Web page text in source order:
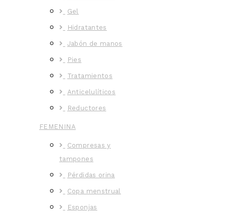
Gel
Hidratantes
Jabón de manos
Pies
Tratamientos
Anticelulíticos
Reductores
FEMENINA
Compresas y
tampones
Pérdidas orina
Copa menstrual
Esponjas